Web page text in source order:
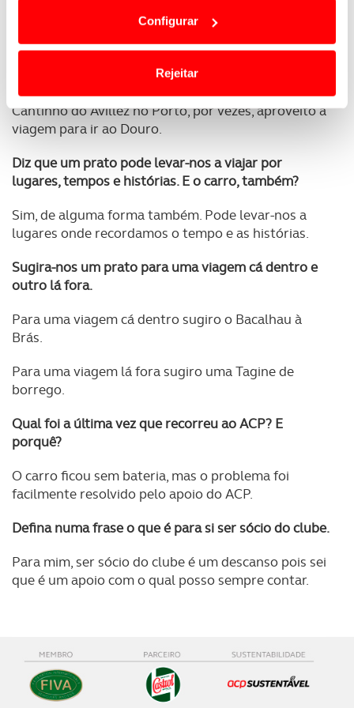
termos e a todo o tempo as suas preferências e limitando
o acesso a informações durante a navegação no
personalizar conteúdos e anúncios, para lhe proporcionar
funcionalidades de redes sociais, bem como para
analisar dados de navegação no nosso website.
utilização do nosso site de publicidade e de análise, com
parceiros e organizações na UE e em países terceiros.
O ACP garantirá que as transferências internacionais de
dados pessoais serão realizadas apenas com o seu
necessário no contexto dos serviços a prestar.
Realçamos que o bloqueio de certo tipo de Cookies e
tecnologias similares pode ter impacto na sua
disponibilizados.
Configurar
Rejeitar
carro pois vivo muito perto do trabalho.
E nas viagens de lazer com a família?
Também. Costumo passar férias no Algarve e,
sempre que posso, no Alentejo. Nas visitas ao
Cantinho do Avillez no Porto, por vezes, aproveito a
viagem para ir ao Douro.
Diz que um prato pode levar-nos a viajar por
lugares, tempos e histórias. E o carro, também?
Sim, de alguma forma também. Pode levar-nos a
lugares onde recordamos o tempo e as histórias.
Sugira-nos um prato para uma viagem cá dentro e
outro lá fora.
Para uma viagem cá dentro sugiro o Bacalhau à
Brás.
Para uma viagem lá fora sugiro uma Tagine de
borrego.
Qual foi a última vez que recorreu ao ACP? E
porquê?
O carro ficou sem bateria, mas o problema foi
facilmente resolvido pelo apoio do ACP.
Defina numa frase o que é para si ser sócio do clube.
Para mim, ser sócio do clube é um descanso pois sei
que é um apoio com o qual posso sempre contar.